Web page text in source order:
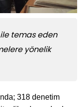
temas eden
yönelik
318 denetim